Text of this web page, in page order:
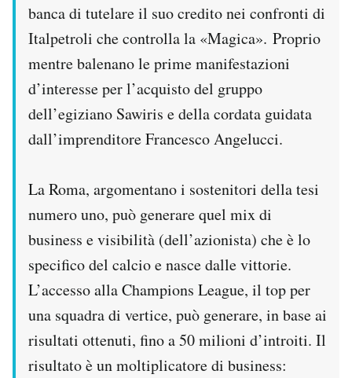
banca di tutelare il suo credito nei confronti di
Italpetroli che controlla la «Magica». Proprio
mentre balenano le prime manifestazioni
d’interesse per l’acquisto del gruppo
dell’egiziano Sawiris e della cordata guidata
dall’imprenditore Francesco Angelucci.
La Roma, argomentano i sostenitori della tesi
numero uno, può generare quel mix di
business e visibilità (dell’azionista) che è lo
specifico del calcio e nasce dalle vittorie.
L’accesso alla Champions League, il top per
una squadra di vertice, può generare, in base ai
risultati ottenuti, fino a 50 milioni d’introiti. Il
risultato è un moltiplicatore di business: